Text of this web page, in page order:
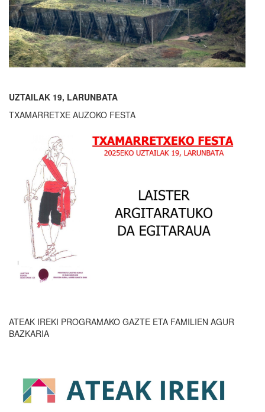
UZTAILAK 19, LARUNBATA
TXAMARRETXE AUZOKO FESTA
ATEAK IREKI PROGRAMAKO GAZTE ETA FAMILIEN AGUR
BAZKARIA